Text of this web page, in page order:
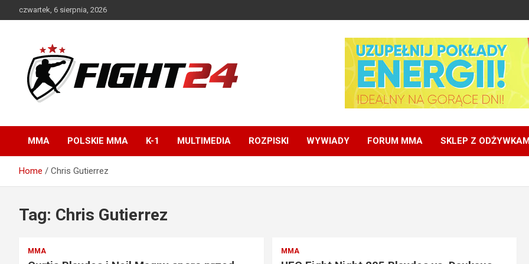
to
czwartek, 6 sierpnia, 2026
K-1, UFC
MMA POLSKIE MMA K-1 MULTIMEDIA ROZPISKI WYWIADY FORUM MMA SKLEP Z
Home Chris Gutierrez
Tag: Chris Gutierrez
MMA MMA